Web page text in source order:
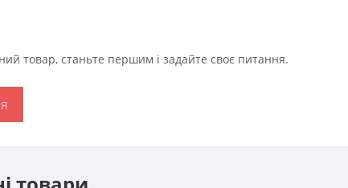
товар, станьте першим і задайте своє питання.